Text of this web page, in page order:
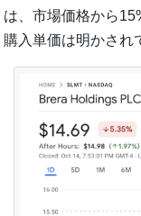
は、市場価格から
購入単価は明かされ